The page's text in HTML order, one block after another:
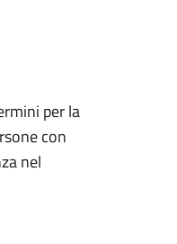
per la
con
nel